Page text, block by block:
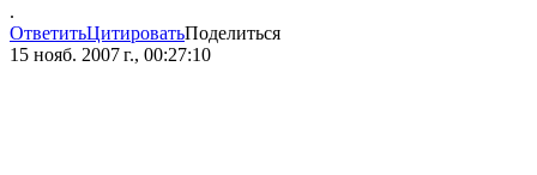
.
ОтветитьЦитироватьПоделиться
15 нояб. 2007 г., 00:27:10